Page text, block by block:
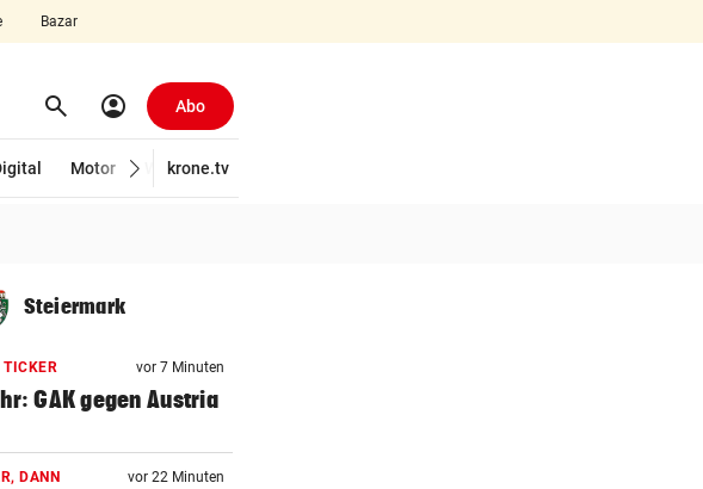
Bazar
search Suchen
account_circle Abo
Motor Wirtschaft
krone.tv
Steiermark
TICKER vor 7 Minuten
GAK gegen Austria
DANN vor 22 Minuten